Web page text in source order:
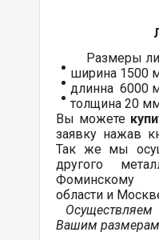
Размеры
ширина 1500
длинна 6000
толщина 20
Вы можете
заявку нажав
Так же мы
другого
Фоминскому
области и
Вашим размерам